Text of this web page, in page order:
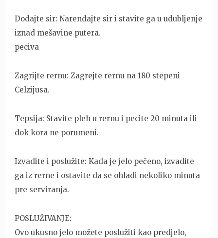
Dodajte sir: Narendajte sir i stavite ga u udubljenje
iznad mešavine putera.
peciva
Zagrijte rernu: Zagrejte rernu na 180 stepeni
Celzijusa.
Tepsija: Stavite pleh u rernu i pecite 20 minuta ili
dok kora ne porumeni.
Izvadite i poslužite: Kada je jelo pečeno, izvadite
ga iz rerne i ostavite da se ohladi nekoliko minuta
pre serviranja.
POSLUŽIVANJE:
Ovo ukusno jelo možete poslužiti kao predjelo,